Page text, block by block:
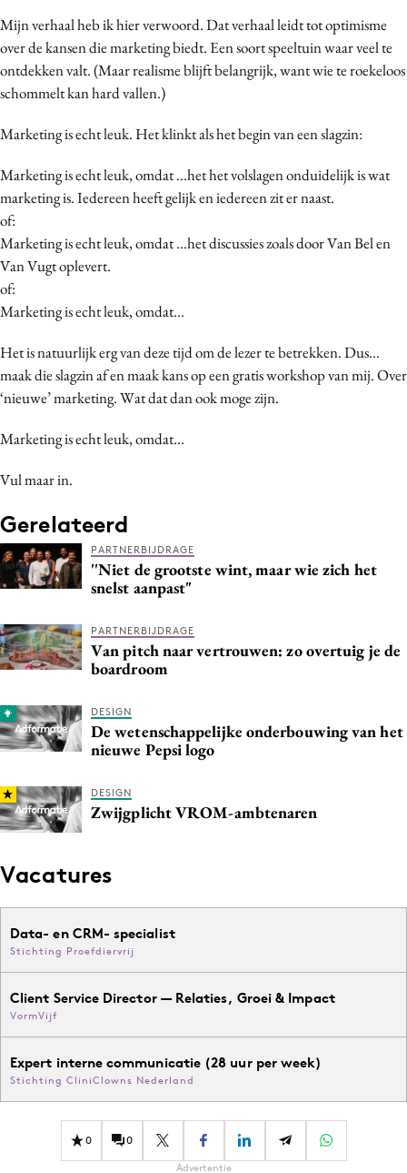
Mijn verhaal heb ik hier verwoord. Dat verhaal leidt tot optimisme
over de kansen die marketing biedt. Een soort speeltuin waar veel te
ontdekken valt. (Maar realisme blijft belangrijk, want wie te roekeloos
schommelt kan hard vallen.)
Marketing is echt leuk. Het klinkt als het begin van een slagzin:
Marketing is echt leuk, omdat ...het het volslagen onduidelijk is wat
marketing is. Iedereen heeft gelijk en iedereen zit er naast.
of:
Marketing is echt leuk, omdat ...het discussies zoals door Van Bel en
Van Vugt oplevert.
of:
Marketing is echt leuk, omdat...
Het is natuurlijk erg van deze tijd om de lezer te betrekken. Dus...
maak die slagzin af en maak kans op een gratis workshop van mij. Over
‘nieuwe’ marketing. Wat dat dan ook moge zijn.
Marketing is echt leuk, omdat...
Vul maar in.
Gerelateerd
PARTNERBIJDRAGE
''Niet de grootste wint, maar wie zich het
snelst aanpast"
PARTNERBIJDRAGE
Van pitch naar vertrouwen: zo overtuig je de
boardroom
DESIGN
De wetenschappelijke onderbouwing van het
nieuwe Pepsi logo
DESIGN
Zwijgplicht VROM-ambtenaren
Vacatures
Data- en CRM- specialist
Stichting Proefdiervrij
Client Service Director — Relaties, Groei & Impact
VormVijf
Expert interne communicatie (28 uur per week)
Stichting CliniClowns Nederland
0 0
Advertentie